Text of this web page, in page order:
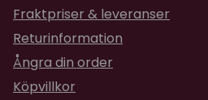
Fraktpriser & leveranser
Returinformation
Ångra din order
Köpvillkor